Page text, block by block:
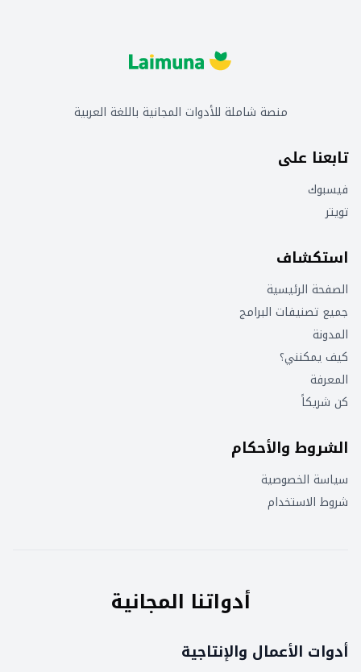
منصة شاملة للأدوات المجانية باللغة العربية
تابعنا على
فيسبوك
تويتر
استكشاف
الصفحة الرئيسية
جميع تصنيفات البرامج
المدونة
كيف يمكنني؟
المعرفة
كن شريكاً
الشروط والأحكام
سياسة الخصوصية
شروط الاستخدام
أدواتنا المجانية
أدوات الأعمال والإنتاجية